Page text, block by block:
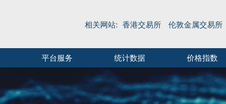
相关网站: 香港交易所 伦敦金属交易所
平台服务 统计数据 价格指数